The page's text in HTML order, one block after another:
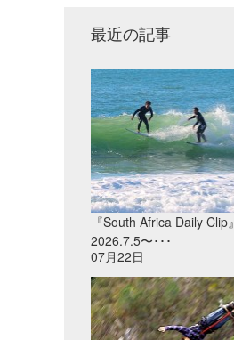
最近の記事
『South Africa Daily Clip』
2026.7.5〜･･･
07月22日